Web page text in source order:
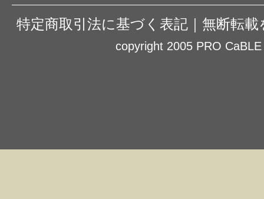
特定商取引法に基づく表記 無断転載
copyright 2005 PRO CaBLE